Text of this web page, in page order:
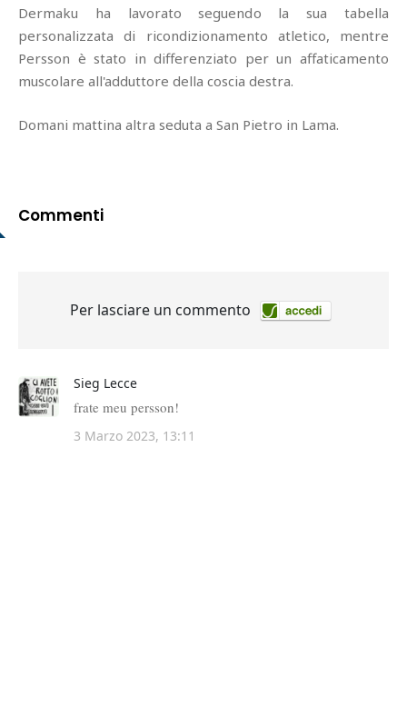
Dermaku ha lavorato seguendo la sua tabella
personalizzata di ricondizionamento atletico, mentre
Persson è stato in differenziato per un affaticamento
muscolare all'adduttore della coscia destra.
Domani mattina altra seduta a San Pietro in Lama.
Commenti